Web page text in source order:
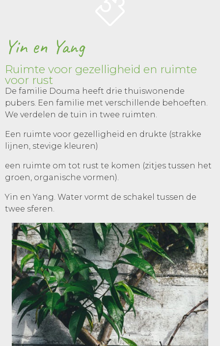
Yin en Yang
Ruimte voor gezelligheid en ruimte
voor rust
De familie Douma heeft drie thuiswonende
pubers. Een familie met verschillende behoeften.
We verdelen de tuin in twee ruimten.
Een ruimte voor gezelligheid en drukte (strakke
lijnen, stevige kleuren)
een ruimte om tot rust te komen (zitjes tussen het
groen, organische vormen).
Yin en Yang. Water vormt de schakel tussen de
twee sferen.